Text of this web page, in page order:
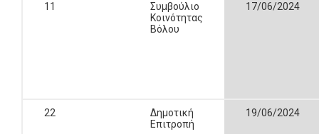
11
Συμβούλιο
Κοινότητας
Βόλου
17/06/2024
22
Δημοτική
Επιτροπή
19/06/2024